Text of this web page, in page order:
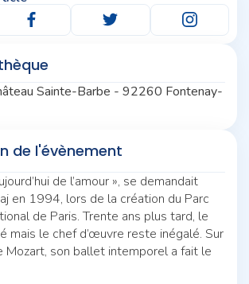
Sainte-Barbe - 92260 Fontenay-
de l'évènement
de l’amour », se demandait
en 1994, lors de la création du Parc
de Paris. Trente ans plus tard, le
mais le chef d’œuvre reste inégalé. Sur
Mozart, son ballet intemporel a fait le